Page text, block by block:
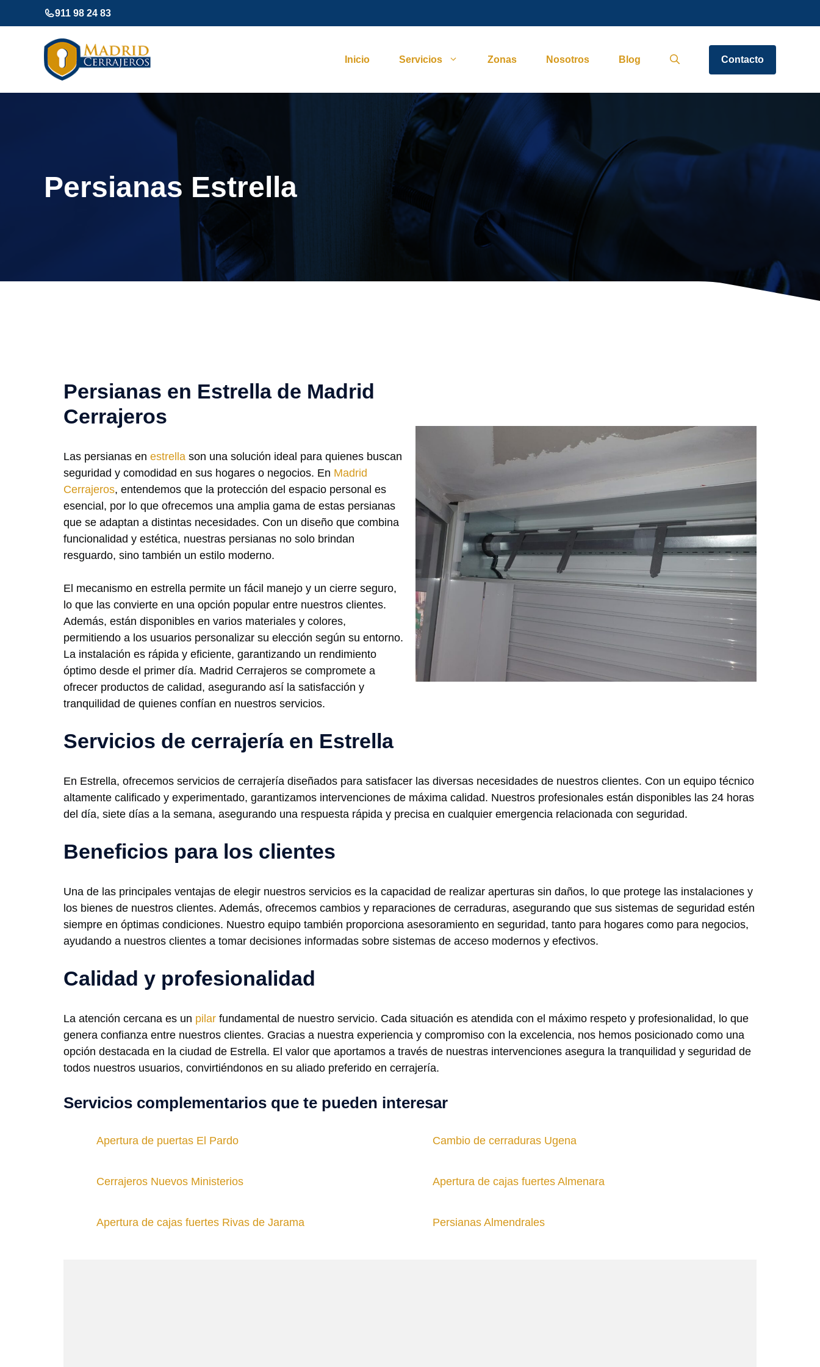
al
911 98 24 83
Inicio Servicios Zonas Nosotros Blog Contacto
Persianas Estrella
Persianas en Estrella de Madrid
Cerrajeros
Las persianas en estrella son una solución ideal para quienes buscan
seguridad y comodidad en sus hogares o negocios. En Madrid
Cerrajeros, entendemos que la protección del espacio personal es
esencial, por lo que ofrecemos una amplia gama de estas persianas
que se adaptan a distintas necesidades. Con un diseño que combina
funcionalidad y estética, nuestras persianas no solo brindan
resguardo, sino también un estilo moderno.
El mecanismo en estrella permite un fácil manejo y un cierre seguro,
lo que las convierte en una opción popular entre nuestros clientes.
Además, están disponibles en varios materiales y colores,
permitiendo a los usuarios personalizar su elección según su entorno.
La instalación es rápida y eficiente, garantizando un rendimiento
óptimo desde el primer día. Madrid Cerrajeros se compromete a
ofrecer productos de calidad, asegurando así la satisfacción y
tranquilidad de quienes confían en nuestros servicios.
Servicios de cerrajería en Estrella
En Estrella, ofrecemos servicios de cerrajería diseñados para satisfacer las diversas necesidades de nuestros clientes. Con un equipo técnico
altamente calificado y experimentado, garantizamos intervenciones de máxima calidad. Nuestros profesionales están disponibles las 24 horas
del día, siete días a la semana, asegurando una respuesta rápida y precisa en cualquier emergencia relacionada con seguridad.
Beneficios para los clientes
Una de las principales ventajas de elegir nuestros servicios es la capacidad de realizar aperturas sin daños, lo que protege las instalaciones y
los bienes de nuestros clientes. Además, ofrecemos cambios y reparaciones de cerraduras, asegurando que sus sistemas de seguridad estén
siempre en óptimas condiciones. Nuestro equipo también proporciona asesoramiento en seguridad, tanto para hogares como para negocios,
ayudando a nuestros clientes a tomar decisiones informadas sobre sistemas de acceso modernos y efectivos.
Calidad y profesionalidad
La atención cercana es un pilar fundamental de nuestro servicio. Cada situación es atendida con el máximo respeto y profesionalidad, lo que
genera confianza entre nuestros clientes. Gracias a nuestra experiencia y compromiso con la excelencia, nos hemos posicionado como una
opción destacada en la ciudad de Estrella. El valor que aportamos a través de nuestras intervenciones asegura la tranquilidad y seguridad de
todos nuestros usuarios, convirtiéndonos en su aliado preferido en cerrajería.
Servicios complementarios que te pueden interesar
Apertura de puertas El Pardo Cambio de cerraduras Ugena
Cerrajeros Nuevos Ministerios Apertura de cajas fuertes Almenara
Apertura de cajas fuertes Rivas de Jarama Persianas Almendrales